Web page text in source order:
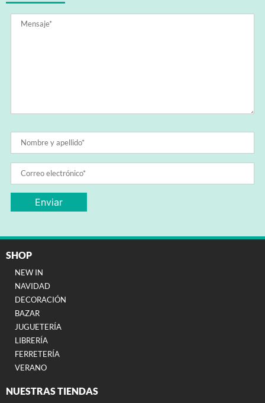
SHOP
NEW IN
NAVIDAD
DECORACIÓN
BAZAR
JUGUETERÍA
LIBRERÍA
FERRETERÍA
VERANO
NUESTRAS TIENDAS